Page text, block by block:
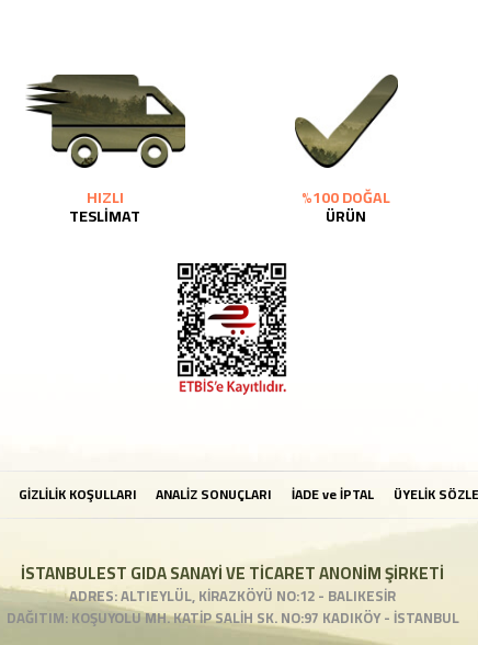
HIZLI
TESLİMAT
%100 DOĞAL
ÜRÜN
GİZLİLİK KOŞULLARI ANALİZ SONUÇLARI İADE ve İPTAL ÜYELİK
İSTANBULEST GIDA SANAYİ VE TİCARET ANONİM ŞİRKETİ
ADRES: ALTIEYLÜL, KİRAZKÖYÜ NO:12 - BALIKESİR
DAĞITIM: KOŞUYOLU MH. KATİP SALİH SK. NO:97 KADIKÖY - İSTANBUL